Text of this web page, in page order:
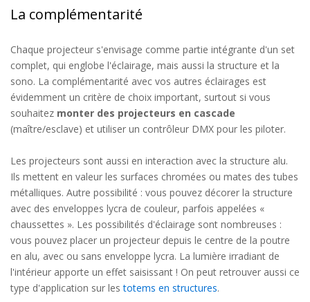
La complémentarité
Chaque projecteur s'envisage comme partie intégrante d'un set
complet, qui englobe l'éclairage, mais aussi la structure et la
sono. La complémentarité avec vos autres éclairages est
évidemment un critère de choix important, surtout si vous
souhaitez monter des projecteurs en cascade
(maître/esclave) et utiliser un contrôleur DMX pour les piloter.
Les projecteurs sont aussi en interaction avec la structure alu.
Ils mettent en valeur les surfaces chromées ou mates des tubes
métalliques. Autre possibilité : vous pouvez décorer la structure
avec des enveloppes lycra de couleur, parfois appelées «
chaussettes ». Les possibilités d'éclairage sont nombreuses :
vous pouvez placer un projecteur depuis le centre de la poutre
en alu, avec ou sans enveloppe lycra. La lumière irradiant de
l'intérieur apporte un effet saisissant ! On peut retrouver aussi ce
type d'application sur lestotems en structures.